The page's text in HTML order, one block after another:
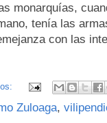
monarquías,
tenía las
con las
Zuloaga,